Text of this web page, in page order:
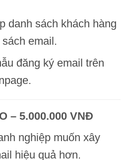
danh sách khách hàng
email.
đăng ký email trên
– 5.000.000 VNĐ
nghiệp muốn xây
hiệu quả hơn.